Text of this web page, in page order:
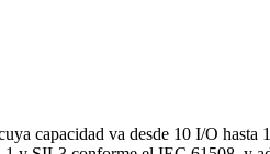
capacidad va desde 10 I/O hasta